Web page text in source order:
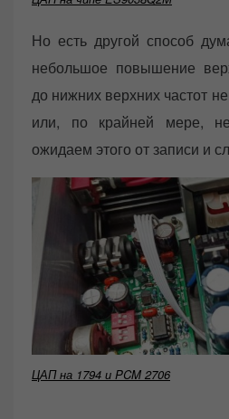
Но есть другой способ
небольшое повышение
до нижних верхних частот
или, по крайней мере,
ожидаем этого от записи и
ЦАП на 1794 и PCM 2706